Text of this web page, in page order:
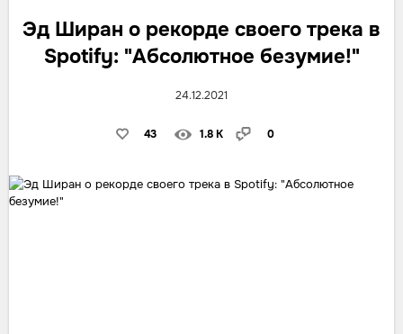
Эд Ширан о рекорде своего трека в
Spotify: "Абсолютное безумие!"
24.12.2021
43 1.8 K 0